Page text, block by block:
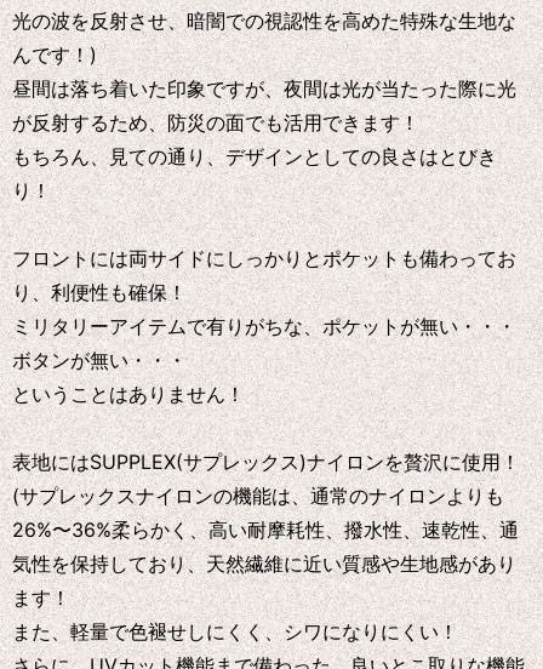
光の波を反射させ、暗闇での視認性を高めた特殊な生地な
んです！)
昼間は落ち着いた印象ですが、夜間は光が当たった際に光
が反射するため、防災の面でも活用できます！
もちろん、見ての通り、デザインとしての良さはとびき
り！
フロントには両サイドにしっかりとポケットも備わってお
り、利便性も確保！
ミリタリーアイテムで有りがちな、ポケットが無い・・・
ボタンが無い・・・
ということはありません！
表地にはSUPPLEX(サプレックス)ナイロンを贅沢に使用！
(サプレックスナイロンの機能は、通常のナイロンよりも
26%〜36%柔らかく、高い耐摩耗性、撥水性、速乾性、通
気性を保持しており、天然繊維に近い質感や生地感があり
ます！
また、軽量で色褪せしにくく、シワになりにくい！